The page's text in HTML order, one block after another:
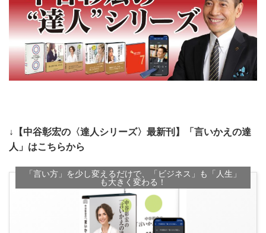
↓【中谷彰宏の〈達人シリーズ〉最新刊】「言いかえの達
人」はこちらから
「言い方」を少し変えるだけで、「ビジネス」も「人生」
も大きく変わる！